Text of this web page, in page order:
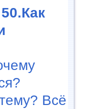
Всё